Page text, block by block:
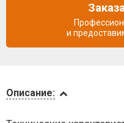
Описание:
и